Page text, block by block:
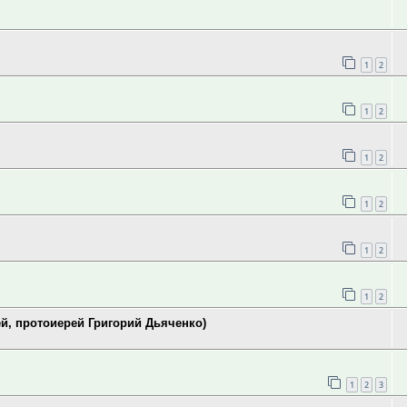
1 2
1 2
1 2
1 2
1 2
1 2
протоиерей Григорий Дьяченко)
1 2 3